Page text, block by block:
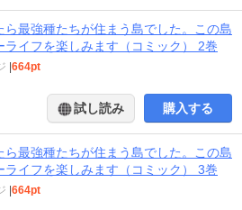
ら最強種たちが住まう島でした。この島
ライフを楽しみます（コミック） 2巻
|664pt
試し読み 購入する
ら最強種たちが住まう島でした。この島
ライフを楽しみます（コミック） 3巻
|664pt